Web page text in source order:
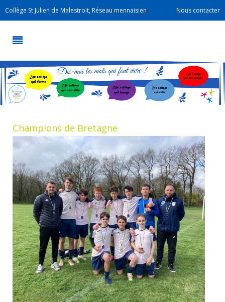
Collège St Julien de Malestroit, Réseau mennaisien Nous contacter
Champions de Bretagne